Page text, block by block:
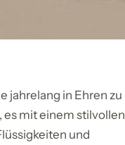
jahrelang in Ehren zu
es mit einem stilvollen
und